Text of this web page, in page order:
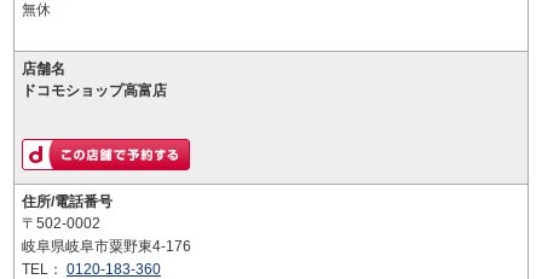
無休
店舗名
ドコモショップ高富店
住所/電話番号
〒502-0002
岐阜県岐阜市粟野東4-176
TEL： 0120-183-360